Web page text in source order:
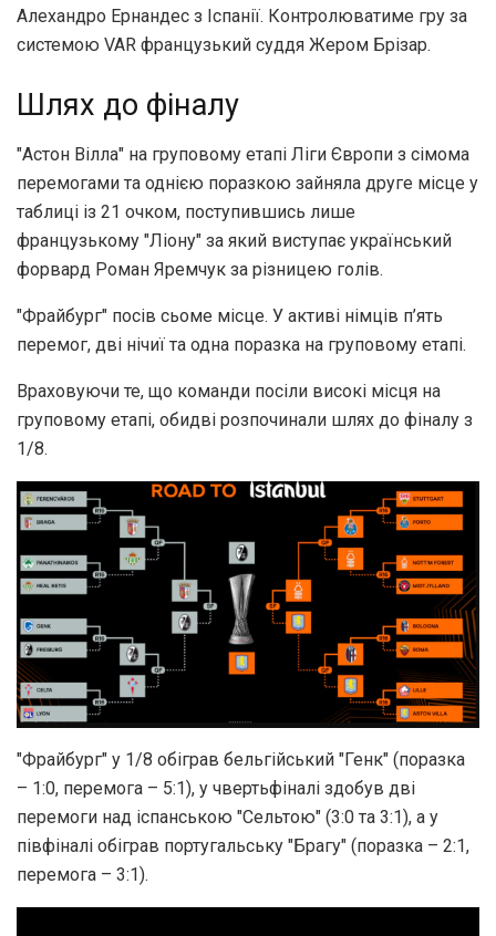
Алехандро Ернандес з Іспанії. Контролюватиме гру за
системою VAR французький суддя Жером Брізар.
Шлях до фіналу
"Астон Вілла" на груповому етапі Ліги Європи з сімома
перемогами та однією поразкою зайняла друге місце у
таблиці із 21 очком, поступившись лише
французькому "Ліону" за який виступає український
форвард Роман Яремчук за різницею голів.
"Фрайбург" посів сьоме місце. У активі німців п’ять
перемог, дві нічиї та одна поразка на груповому етапі.
Враховуючи те, що команди посіли високі місця на
груповому етапі, обидві розпочинали шлях до фіналу з
1/8.
"Фрайбург" у 1/8 обіграв бельгійський "Генк" (поразка
– 1:0, перемога – 5:1), у чвертьфіналі здобув дві
перемоги над іспанською "Сельтою" (3:0 та 3:1), а у
півфіналі обіграв португальську "Брагу" (поразка – 2:1,
перемога – 3:1).